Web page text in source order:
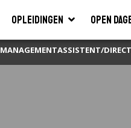
Opleidingen Open
MANAGEMENTASSISTENT/